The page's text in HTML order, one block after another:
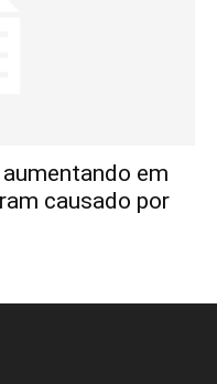
em
causado por